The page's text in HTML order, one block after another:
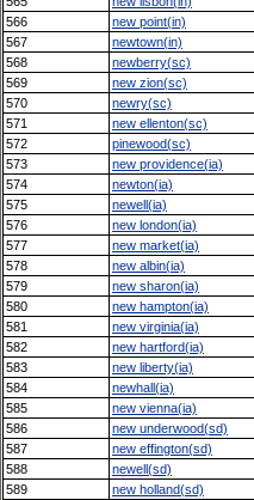
566
new point(in)
567
newtown(in)
568
newberry(sc)
569
new zion(sc)
570
newry(sc)
571
new ellenton(sc)
572
pinewood(sc)
573
new providence(ia)
574
newton(ia)
575
newell(ia)
576
new london(ia)
577
new market(ia)
578
new albin(ia)
579
new sharon(ia)
580
new hampton(ia)
581
new virginia(ia)
582
new hartford(ia)
583
new liberty(ia)
584
newhall(ia)
585
new vienna(ia)
586
new underwood(sd)
587
new effington(sd)
588
newell(sd)
589
new holland(sd)